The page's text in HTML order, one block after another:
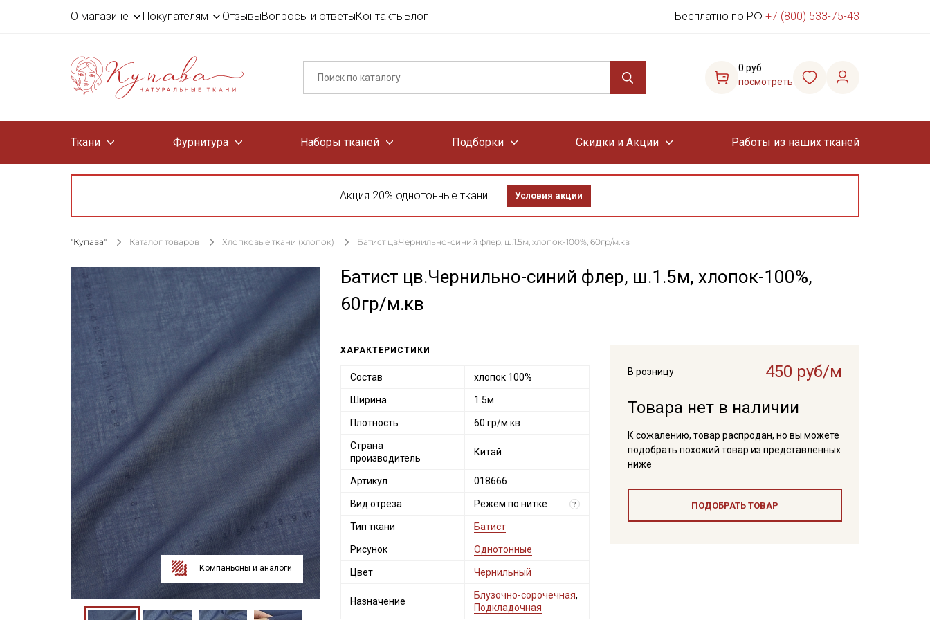
О магазине Покупателям ОтзывыВопросы и ответыКонтактыБлог Бесплатно по РФ +7 (800) 533-75-43
0 руб.
посмотреть
Ткани Фурнитура Наборы тканей Подборки Скидки и Акции Работы из наших тканей
Акция 20% однотонные ткани! Условия акции
"Купава" Каталог товаров Хлопковые ткани (хлопок) Батист цв.Чернильно-синий флер, ш.1.5м, хлопок-100%, 60гр/м.кв
Компаньоны и аналоги
Батист цв.Чернильно-синий флер, ш.1.5м, хлопок-100%,
60гр/м.кв
В розницу
450 руб/м
Товара нет в наличии
К сожалению, товар распродан, но вы можете
подобрать похожий товар из представленных
ниже
ПОДОБРАТЬ ТОВАР
ХАРАКТЕРИСТИКИ
Состав хлопок 100%
Ширина 1.5м
Плотность 60 гр/м.кв
Страна
производитель
Китай
Артикул 018666
Вид отреза Режем по нитке ?
Тип ткани Батист
Рисунок Однотонные
Цвет Чернильный
Назначение
Блузочно-сорочечная,
Подкладочная